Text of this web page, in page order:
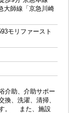
大師線「京急川崎
モリファースト
介助、介助サポー
換、洗濯、清掃、
す。 また、施設